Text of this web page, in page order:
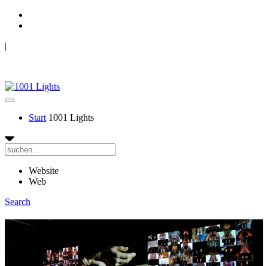
|
Start 1001 Lights
Website
Web
Search